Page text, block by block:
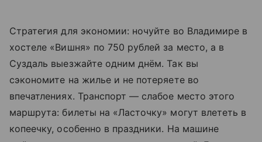
Стратегия для экономии: ночуйте во Владимире в
хостеле «Вишня» по 750 рублей за место, а в
Суздаль выезжайте одним днём. Так вы
сэкономите на жилье и не потеряете во
впечатлениях. Транспорт — слабое место этого
маршрута: билеты на «Ласточку» могут влететь в
копеечку, особенно в праздники. На машине